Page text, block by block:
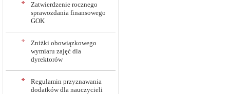
Zatwierdzenie rocznego
sprawozdania finansowego
GOK
Zniżki obowiązkowego
wymiaru zajęć dla
dyrektorów
Regulamin przyznawania
dodatków dla nauczycieli